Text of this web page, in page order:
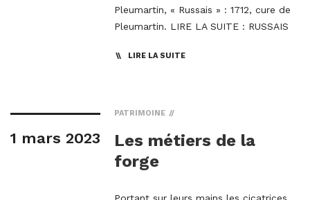
Pleumartin, « Russais » : 1712, cure de
Pleumartin. LIRE LA SUITE : RUSSAIS
LIRE LA SUITE
1 mars 2023
PATRIMOINE
Les métiers de la
forge
Portant sur leurs mains les cicatrices